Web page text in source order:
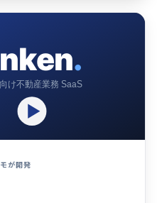
.
け不動産業務 SaaS
が開発